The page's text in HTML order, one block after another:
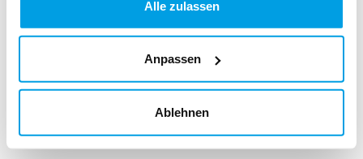
Alle zulassen
Anpassen
Ablehnen